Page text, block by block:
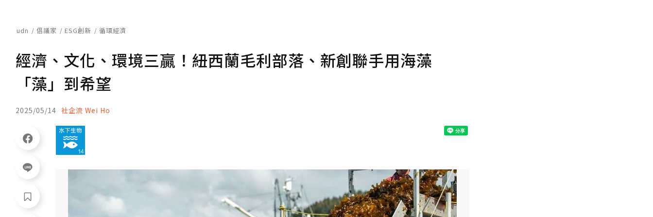
udn 倡議家 ESG創新 循環經濟
經濟、文化、環境三贏！紐西蘭毛利部落、新創聯手用海藻
「藻」到希望
2025/05/14 社企流 Wei Ho